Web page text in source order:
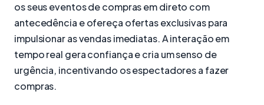
os seus eventos de compras em direto com
antecedência e ofereça ofertas exclusivas para
impulsionar as vendas imediatas. A interação em
tempo real gera confiança e cria um senso de
urgência, incentivando os espectadores a fazer
compras.